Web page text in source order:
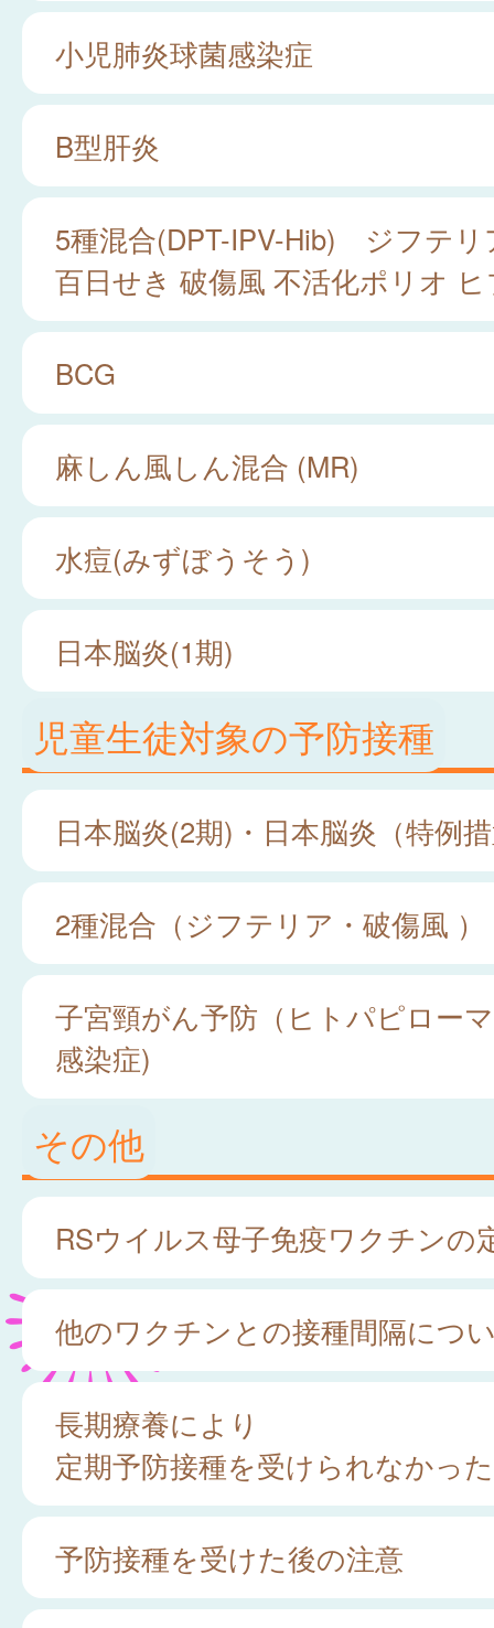
小児肺炎球菌感染症
B型肝炎
5種混合(DPT-IPV-Hib) ジフテリ
百日せき 破傷風 不活化ポリオ
BCG
麻しん風しん混合 (MR)
水痘(みずぼうそう)
日本脳炎(1期)
児童生徒対象の予防接種
日本脳炎(2期)・日本脳炎（特例
2種混合（ジフテリア・破傷風 ）
子宮頸がん予防（ヒトパピロー
感染症)
その他
RSウイルス母子免疫ワクチンの
他のワクチンとの接種間隔につ
長期療養により
定期予防接種を受けられなかっ
予防接種を受けた後の注意